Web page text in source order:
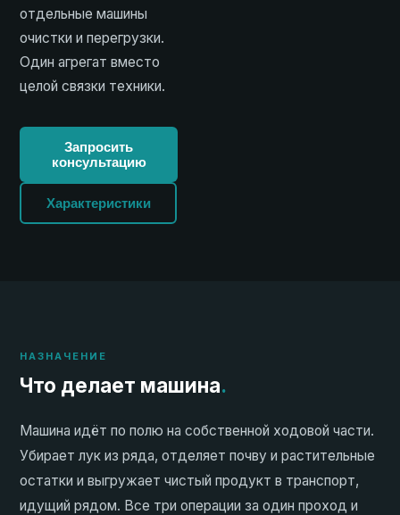
отдельные машины
очистки и перегрузки.
Один агрегат вместо
целой связки техники.
Запросить
консультацию
Характеристики
НАЗНАЧЕНИЕ
Что делает машина.
Машина идёт по полю на собственной ходовой части.
Убирает лук из ряда, отделяет почву и растительные
остатки и выгружает чистый продукт в транспорт,
идущий рядом. Все три операции за один проход и